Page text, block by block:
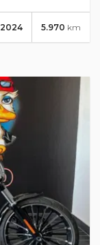
5.970 km
2024